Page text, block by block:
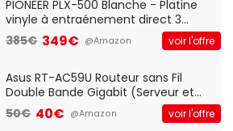
QWERTY UK - Noir
PIONEER PLX-500 Blanche - Platine
vinyle à entraénement direct 3
vitesses (33-45-78 trs/min) avec
pre-ampli intégré et port USB
385€ 349€ @Amazon voir l'offre
Asus RT-AC59U Routeur sans Fil
Double Bande Gigabit (Serveur et
Client VPN, Triple Vlan, Mode Point
d'accès et Bridge, contrôle Parental,
50€ 40€ @Amazon voir l'offre